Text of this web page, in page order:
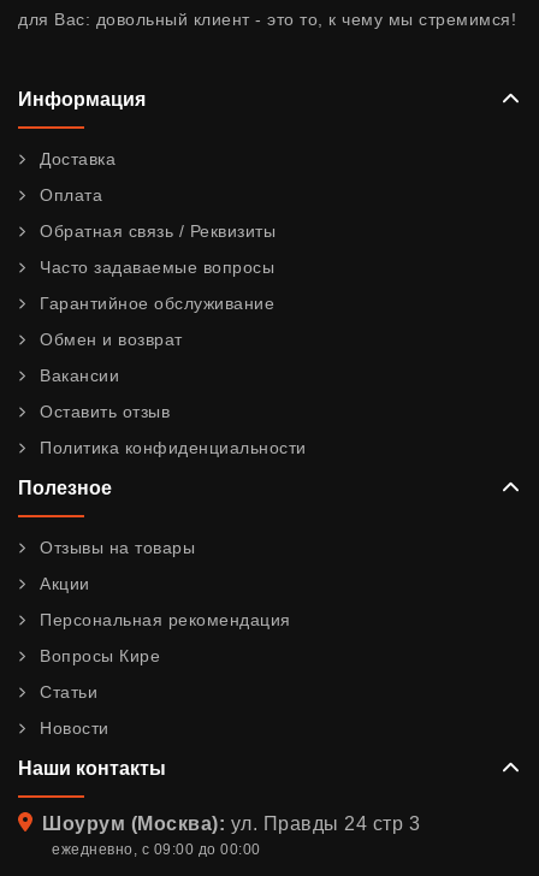
для Вас: довольный клиент - это то, к чему мы стремимся!
Информация
Доставка
Оплата
Обратная связь / Реквизиты
Часто задаваемые вопросы
Гарантийное обслуживание
Обмен и возврат
Вакансии
Оставить отзыв
Политика конфиденциальности
Полезное
Отзывы на товары
Акции
Персональная рекомендация
Вопросы Кире
Статьи
Новости
Наши контакты
Адрес
Шоурум (Москва): ул. Правды 24 стр 3
ежедневно, с 09:00 до 00:00